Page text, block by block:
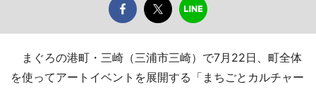
まぐろの港町・三崎（三浦市三崎）で7月22日、町全体
を使ってアートイベントを展開する「まちごとカルチャー